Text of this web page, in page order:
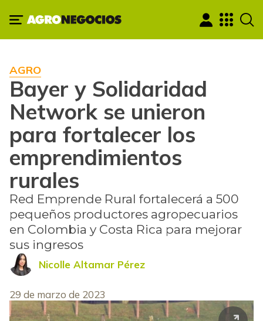
AGRO
Bayer y Solidaridad
Network se unieron
para fortalecer los
emprendimientos
rurales
Red Emprende Rural fortalecerá a 500
pequeños productores agropecuarios
en Colombia y Costa Rica para mejorar
sus ingresos
Nicolle Altamar Pérez
29 de marzo de 2023